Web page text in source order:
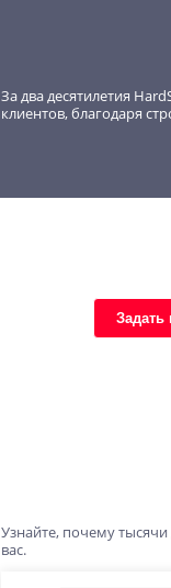
За два десятилетия
клиентов, благодаря
Задать
Узнайте, почему
вас.